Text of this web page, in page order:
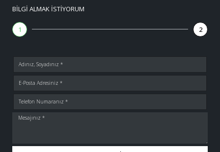
BILGI ALMAK İSTIYORUM
1 2